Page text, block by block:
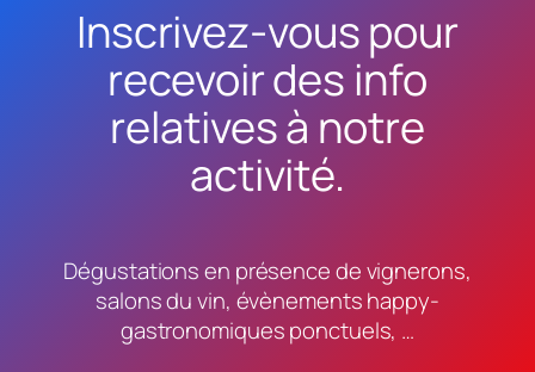
Inscrivez-vous pour
recevoir des info
relatives à notre
activité.
Dégustations en présence de vignerons,
salons du vin, évènements happy-
gastronomiques ponctuels, …